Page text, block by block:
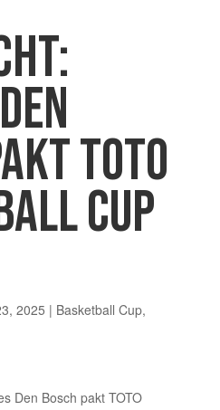
TOTO
CUP
2025 | Basketball Cup,